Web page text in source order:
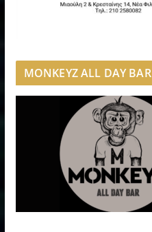
MONKEYZ ALL DAY BAR